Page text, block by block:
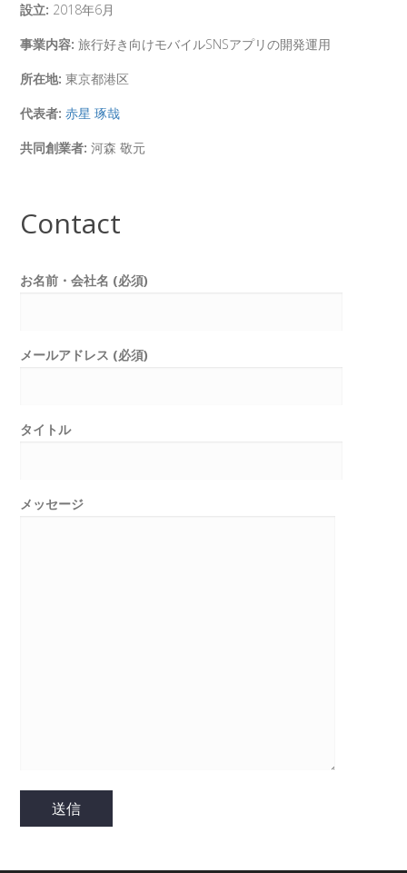
設立: 2018年6月
事業内容:旅行好き向けモバイルSNSアプリの開発運用
所在地:東京都港区
代表者:赤星 琢哉
共同創業者:河森 敬元
Contact
お名前・会社名 (必須)
メールアドレス (必須)
タイトル
メッセージ